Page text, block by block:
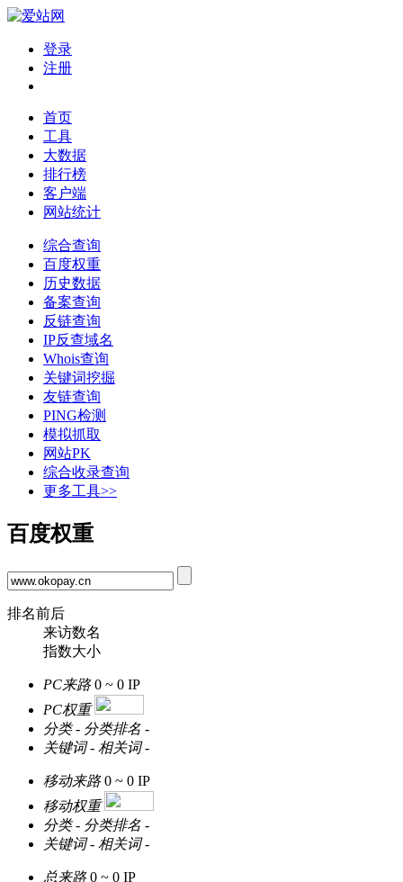
登录
注册
首页
工具
大数据
排行榜
客户端
网站统计
综合查询
百度权重
历史数据
备案查询
反链查询
IP反查域名
Whois查询
关键词挖掘
友链查询
PING检测
模拟抓取
网站PK
综合收录查询
更多工具>>
百度权重
排名前后
来访数名
指数大小
PC来路 0 ~ 0 IP
PC权重
分类 - 分类排名 -
关键词 - 相关词 -
移动来路 0 ~ 0 IP
移动权重
分类 - 分类排名 -
关键词 - 相关词 -
总来路 0 ~ 0 IP